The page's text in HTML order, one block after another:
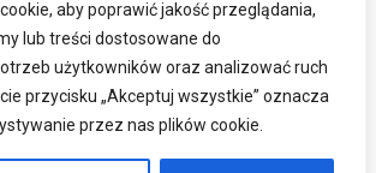
aby poprawić jakość przeglądania,
lub treści dostosowane do
użytkowników oraz analizować ruch
przycisku „Akceptuj wszystkie” oznacza
przez nas plików cookie.